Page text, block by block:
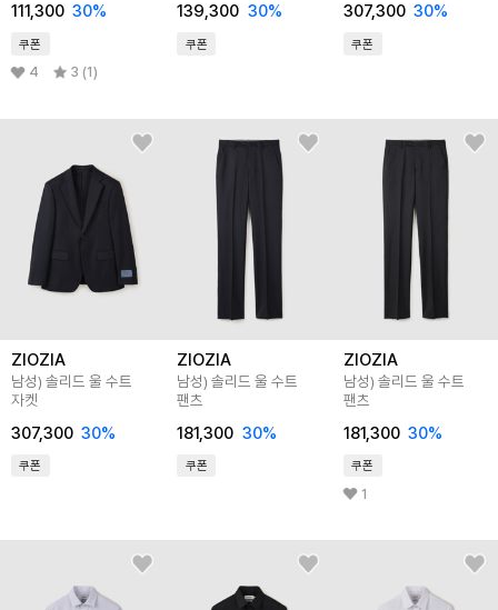
111,300 30%
쿠폰
4 3 (1)
139,300 30%
쿠폰
307,300 30%
쿠폰
ZIOZIA
남성) 솔리드 울 수트
자켓
307,300 30%
쿠폰
ZIOZIA
남성) 솔리드 울 수트
팬츠
181,300 30%
쿠폰
ZIOZIA
남성) 솔리드 울 수트
팬츠
181,300 30%
쿠폰
1